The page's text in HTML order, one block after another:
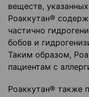
веществ,
Роаккутан®
частично
бобов и
Таким образом,
пациентам с
Роаккутан® также